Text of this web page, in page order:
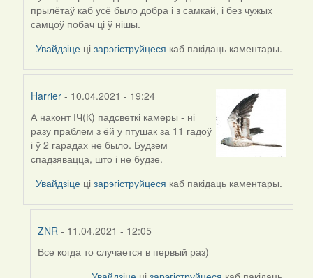
прылётаў каб усё было добра і з самкай, і без чужых
самцоў побач ці ў нішы.
Увайдзіце цізарэгіструйцеся каб пакідаць каментары.
Harrier - 10.04.2021 - 19:24
In
reply
to
by
ZNR
А наконт ІЧ(К) падсветкі камеры - ні
разу праблем з ёй у птушак за 11 гадоў
і ў 2 гарадах не было. Будзем
спадзявацца, што і не будзе.
Увайдзіце цізарэгіструйцеся каб пакідаць каментары.
ZNR - 11.04.2021 - 12:05
In
Все когда то случается в первый раз)